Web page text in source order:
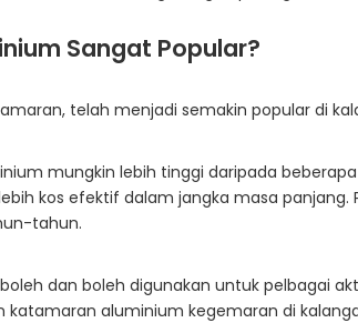
Sangat Popular?
telah menjadi semakin popular di
mungkin lebih tinggi daripada
kos efektif dalam jangka masa
tahun.
dan boleh digunakan untuk pelbagai
katamaran aluminium kegemaran di